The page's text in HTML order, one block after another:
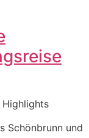
Highlights
Schön­brunn und